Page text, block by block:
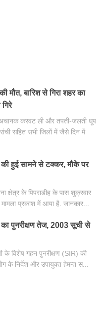
मौत, बारिश से गिरा शहर का
करवट ली और तपती-जलती धूप
सहित सभी जिलों में जैसे दिन में
हुई सामने से टक्कर, मौके पर
क्षेत्र के पिपराडीह के पास शुक्रवार
प्रकाश में आया है. जानकार...
का पुनरीक्षण तेज, 2003 सूची से
के विशेष गहन पुनरीक्षण (SIR) की
के निर्देश और उपायुक्त हेमन्त स...